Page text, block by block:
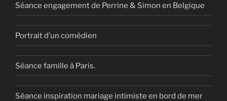
Séance engagement de Perrine & Simon en Belgique
Portrait d’un comédien
Séance famille à Paris.
Séance inspiration mariage intimiste en bord de mer